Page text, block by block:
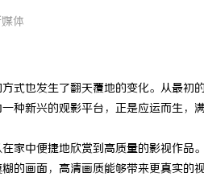
体
式也发生了翻天覆地的变化。从最
种新兴的观影平台，正是应运而生，
家中便捷地欣赏到高质量的影视作
的画面，高清画质能够带来更真实的